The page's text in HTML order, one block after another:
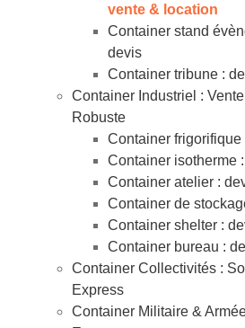
vente & location
Container stand
devis
Container tribune :
Container Industriel :
Robuste
Container
Container isotherme
Container atelier :
Container de
Container shelter :
Container bureau :
Container Collectivités :
Express
Container Militaire &